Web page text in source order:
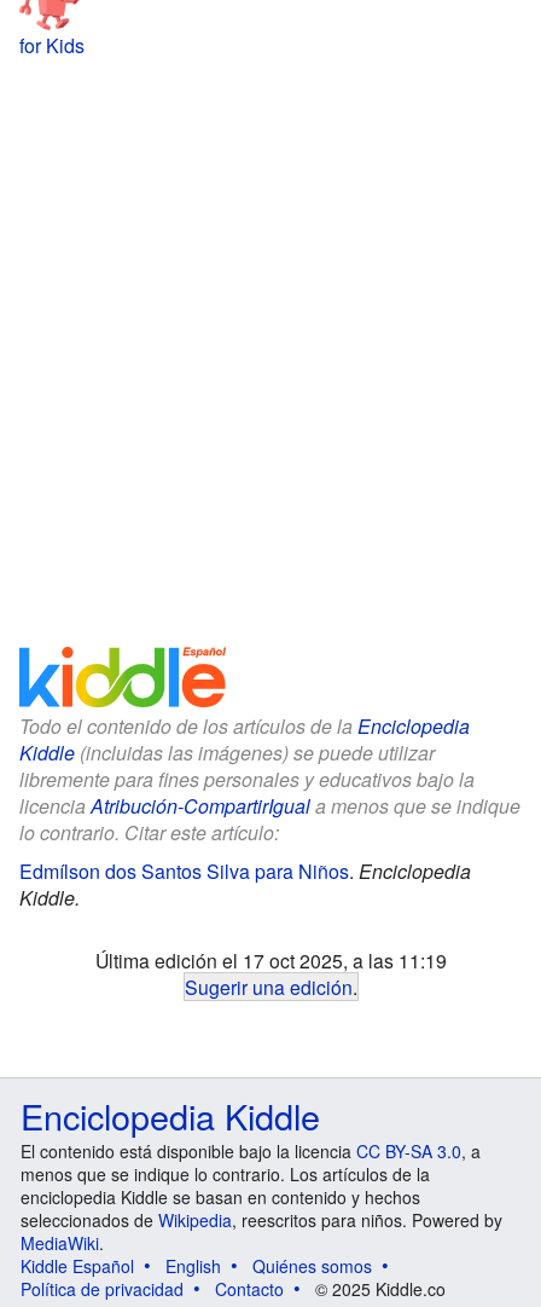
for Kids
Todo el contenido de los artículos de la Enciclopedia
Kiddle (incluidas las imágenes) se puede utilizar
libremente para fines personales y educativos bajo la
licenciaAtribución-CompartirIguala menos que se indique
lo contrario. Citar este artículo:
Edmílson dos Santos Silva para Niños. Enciclopedia
Kiddle.
Última edición el 17 oct 2025, a las 11:19
Sugerir una edición.
Enciclopedia Kiddle
El contenido está disponible bajo la licencia CC BY-SA 3.0, a
menos que se indique lo contrario. Los artículos de la
enciclopedia Kiddle se basan en contenido y hechos
seleccionados de Wikipedia, reescritos para niños. Powered by
MediaWiki.
Kiddle Español
English
Quiénes somos
Política de privacidad
Contacto © 2025 Kiddle.co